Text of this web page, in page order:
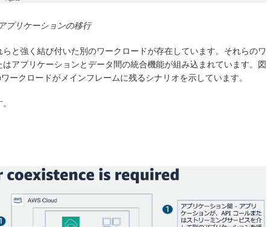
プリケーションの移行
と強く結び付いた別のワークロードが存在しています。それらのワ
アプリケーションとデータ間の統合機能が組み込まれています。図
ークロードがメインフレームに残るシナリオを示しています。